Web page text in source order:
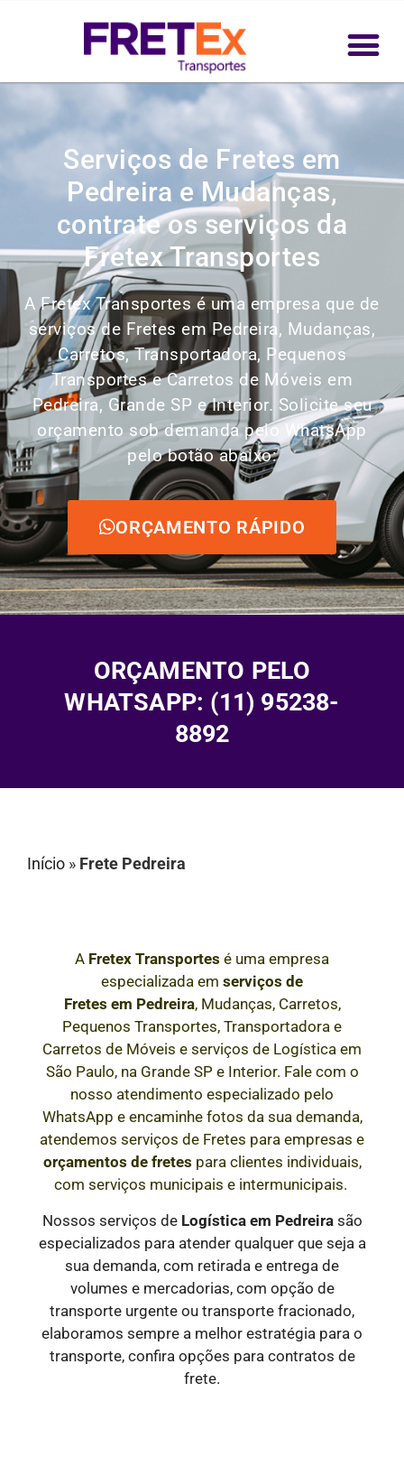
Serviços de Fretes em
Pedreira e Mudanças,
contrate os serviços da
Fretex Transportes
A Fretex Transportes é uma empresa que de
serviços de Fretes em Pedreira, Mudanças,
Carretos, Transportadora, Pequenos
Transportes e Carretos de Móveis em
Pedreira, Grande SP e Interior. Solicite seu
orçamento sob demanda pelo WhatsApp
pelo botão abaixo:
ORÇAMENTO RÁPIDO
ORÇAMENTO PELO
WHATSAPP: (11) 95238-
8892
Início » Frete Pedreira
A Fretex Transportes é uma empresa
especializada em serviços de
Fretes em Pedreira, Mudanças, Carretos,
Pequenos Transportes, Transportadora e
Carretos de Móveis e serviços de Logística em
São Paulo, na Grande SP e Interior. Fale com o
nosso atendimento especializado pelo
WhatsApp e encaminhe fotos da sua demanda,
atendemos serviços de Fretes para empresas e
orçamentos de fretes para clientes individuais,
com serviços municipais e intermunicipais.
Nossos serviços de Logística em Pedreirasão
especializados para atender qualquer que seja a
sua demanda, com retirada e entrega de
volumes e mercadorias, com opção de
transporte urgente ou transporte fracionado,
elaboramos sempre a melhor estratégia para o
transporte, confira opções para contratos de
frete.